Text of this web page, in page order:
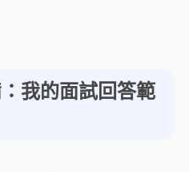
我的面試回答範